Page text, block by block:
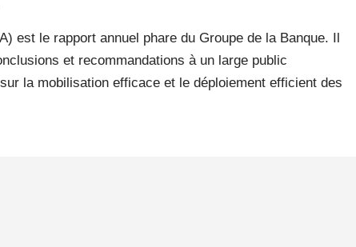
est le rapport annuel phare du Groupe de la Banque. Il
et recommandations à un large public
la mobilisation efficace et le déploiement efficient des